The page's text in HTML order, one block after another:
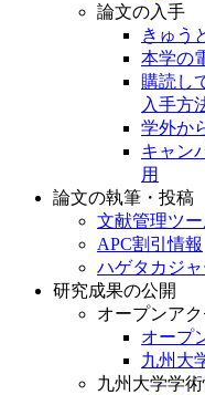
論文の入手
きゅう
本学の
購読し
入手方
学外か
キャン
用
論文の執筆・投稿
文献管理ツ
APC割引情報
ハゲタカジャ
研究成果の公開
オープンアク
オープ
九州大
九州大学学